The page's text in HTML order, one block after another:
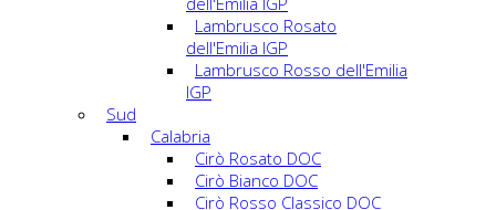
Lambrusco Rosato
dell'Emilia IGP
Lambrusco Rosso dell'Emilia
IGP
Sud
Calabria
Cirò Rosato DOC
Cirò Bianco DOC
Cirò Rosso Classico DOC